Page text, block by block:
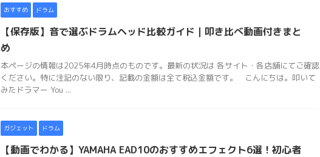
おすすめ ドラム
【保存版】音で選ぶドラムヘッド比較ガイド｜叩き比べ動画付きまと
め
本ページの情報は2025年4月時点のものです。最新の状況は 各サイト・各店舗にてご確認
ください。特に注記のない限り、記載の金額は全て税込金額です。 こんにちは。叩いて
みたドラマー You ...
ガジェット ドラム
【動画でわかる】YAMAHA EAD10のおすすめエフェクト6選！初心者